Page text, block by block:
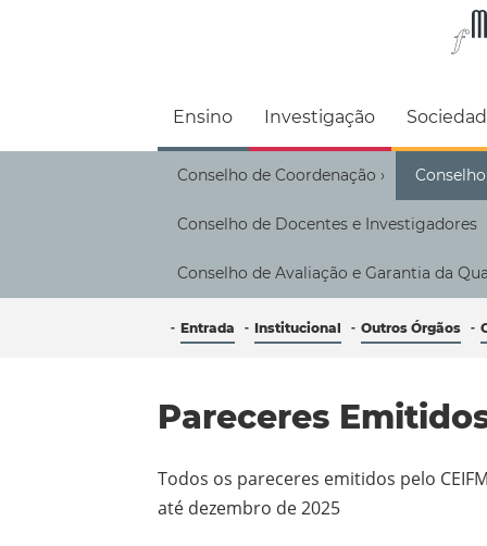
Faculdade de
Ensino Investigação
Conselho de Coordenação ›
Conselho de Docentes e Investigadores
Conselho de Avaliação e Garantia da
Entrada Institucional Outros Órgãos
Pareceres
Todos os pareceres emitidos pelo
até dezembro de 2025